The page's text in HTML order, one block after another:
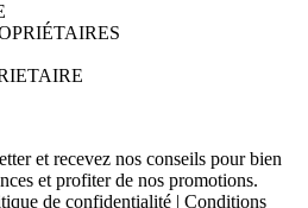
et recevez nos conseils pour bien
et profiter de nos promotions.
de confidentialité
Conditions